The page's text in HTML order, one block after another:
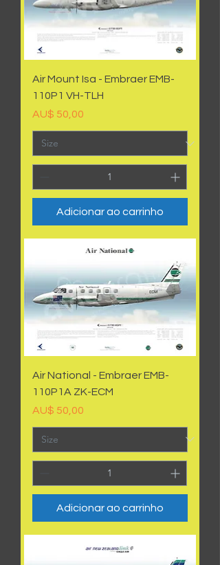
Air Mount Isa - Embraer EMB-
110P1 VH-TLH
Preço
AU$ 50,00
Adicionar ao carrinho
Air National - Embraer EMB-
110P1A ZK-ECM
Preço
AU$ 50,00
Adicionar ao carrinho